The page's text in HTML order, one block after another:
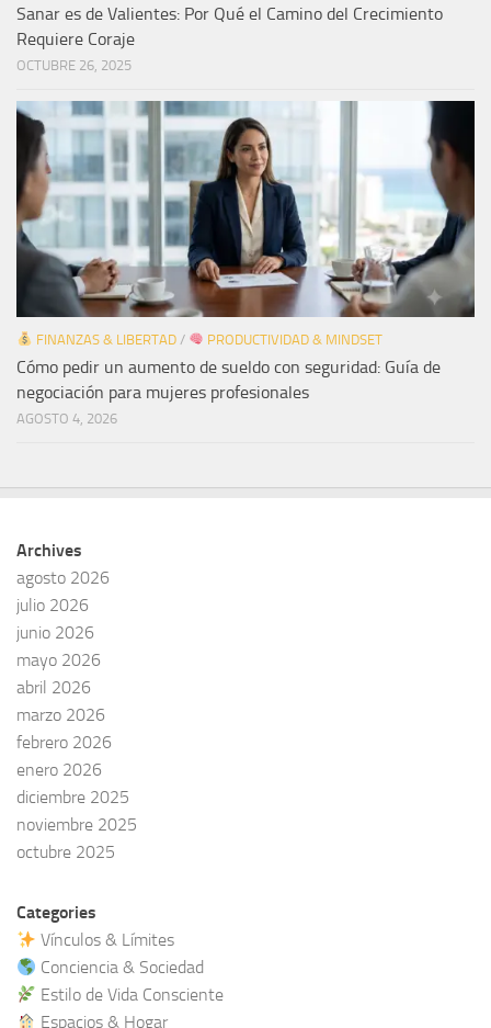
Sanar es de Valientes: Por Qué el Camino del Crecimiento
Requiere Coraje
OCTUBRE 26, 2025
FINANZAS & LIBERTAD/ PRODUCTIVIDAD & MINDSET
Cómo pedir un aumento de sueldo con seguridad: Guía de
negociación para mujeres profesionales
AGOSTO 4, 2026
Archives
agosto 2026
julio 2026
junio 2026
mayo 2026
abril 2026
marzo 2026
febrero 2026
enero 2026
diciembre 2025
noviembre 2025
octubre 2025
Categories
Vínculos & Límites
Conciencia & Sociedad
Estilo de Vida Consciente
Espacios & Hogar